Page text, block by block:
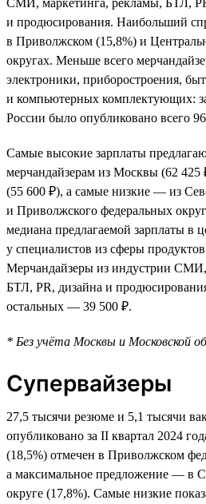
и продюсирования. Наибольший
в Приволжском (15,8%) и
округах. Меньше всего
электроники, приборостроения,
и компьютерных комплектующих:
России было опубликовано всего
Самые высокие зарплаты
мерчандайзерам из Москвы (62 425
(55 600 ₽), а самые низкие — из
и Приволжского федеральных
медиана предлагаемой зарплаты в
у специалистов из сферы
Мерчандайзеры из индустрии
БТЛ, PR, дизайна и
остальных — 39 500 ₽.
* Без учёта Москвы и Московской
Супервайзеры
27,5 тысячи резюме и 5,1 тысячи
опубликовано за II квартал 2024
(18,5%) отмечен в Приволжском
а максимальное предложение — в
округе (17,8%). Самые низкие